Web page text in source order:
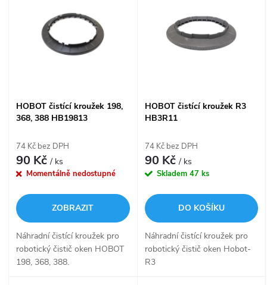
p
o
d
u
k
s
o
d
u
HOBOT čistící kroužek 198,
368, 388 HB19813
74 Kč bez DPH
90 Kč/ ks
Momentálně nedostupné
ZOBRAZIT
Náhradní čistící kroužek pro
robotický čistič oken HOBOT
198, 368, 388.
HOBOT čistící kroužek R3
HB3R11
74 Kč bez DPH
90 Kč/ ks
Skladem 47 ks
DO KOŠÍKU
Náhradní čistící kroužek pro
robotický čistič oken Hobot-
R3